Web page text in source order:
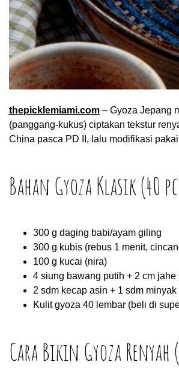
thepicklemiami.com – Gyoza Jepang
(panggang-kukus) ciptakan tekstur
China pasca PD II, lalu modifikasi
Bahan Gyoza Klasik (40
300 g daging babi/ayam giling
300 g kubis (rebus 1 menit,
100 g kucai (nira)
4 siung bawang putih + 2 cm jahe
2 sdm kecap asin + 1 sdm minyak
Kulit gyoza 40 lembar (beli di
Cara Bikin Gyoza